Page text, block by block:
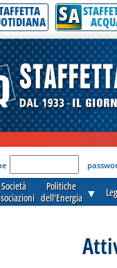
SA
Login per
Società
Politiche
dell'Energia ▼